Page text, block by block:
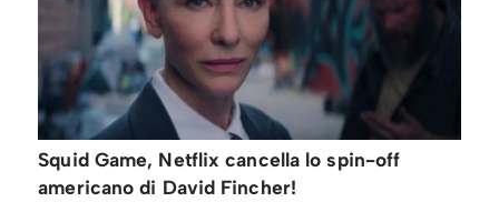
Squid Game, Netflix cancella lo spin-off
americano di David Fincher!